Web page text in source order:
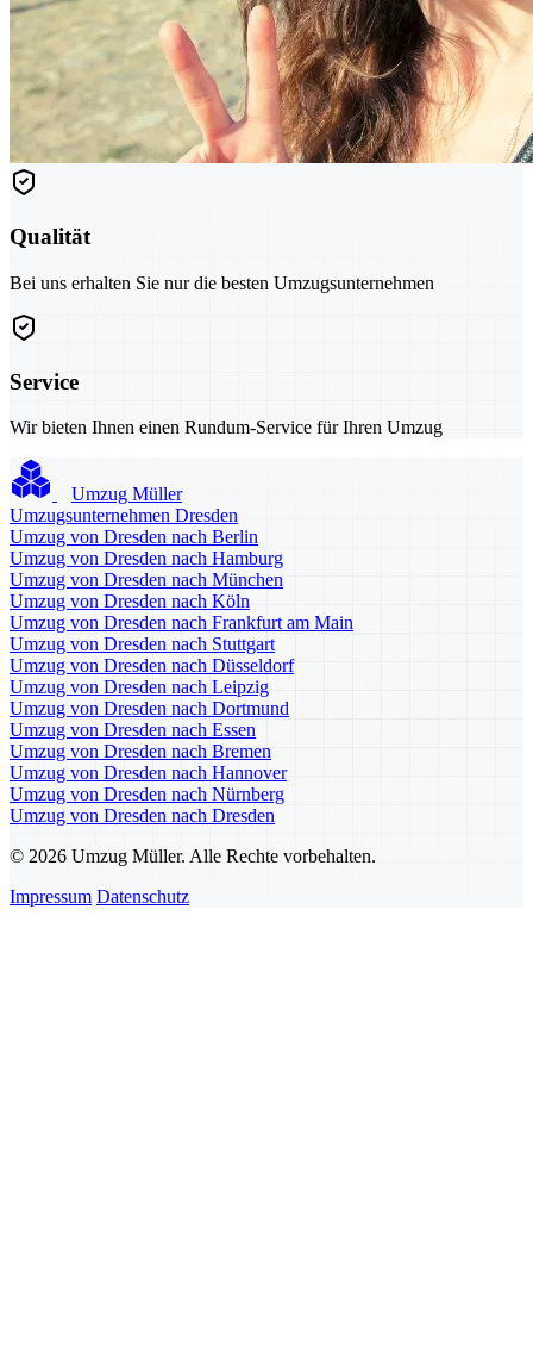
Qualität
Bei uns erhalten Sie nur die besten Umzugsunternehmen
Service
Wir bieten Ihnen einen Rundum-Service für Ihren Umzug
Umzug Müller
Umzugsunternehmen Dresden
Umzug von Dresden nach Berlin
Umzug von Dresden nach Hamburg
Umzug von Dresden nach München
Umzug von Dresden nach Köln
Umzug von Dresden nach Frankfurt am Main
Umzug von Dresden nach Stuttgart
Umzug von Dresden nach Düsseldorf
Umzug von Dresden nach Leipzig
Umzug von Dresden nach Dortmund
Umzug von Dresden nach Essen
Umzug von Dresden nach Bremen
Umzug von Dresden nach Hannover
Umzug von Dresden nach Nürnberg
Umzug von Dresden nach Dresden
© 2026 Umzug Müller. Alle Rechte vorbehalten.
Impressum Datenschutz